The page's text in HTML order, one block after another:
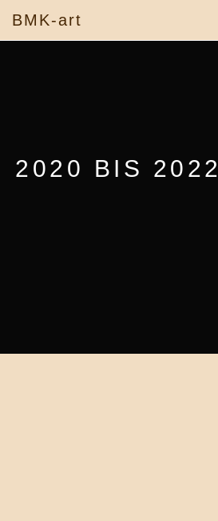
BMK-art
2020 BIS 2022